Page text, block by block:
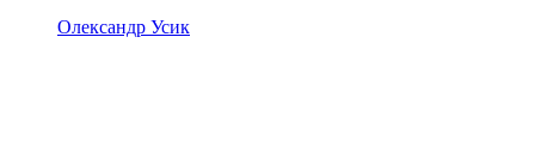
Олександр Усик